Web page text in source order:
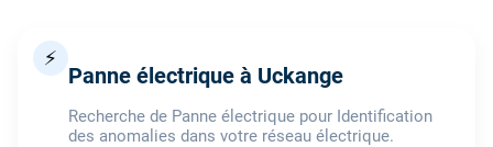
⚡
Panne électrique à Uckange
Recherche de Panne électrique pour Identification
des anomalies dans votre réseau électrique.